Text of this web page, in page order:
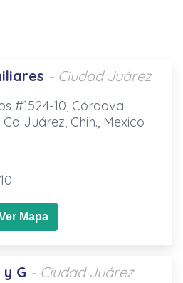
- Ciudad Juárez
#1524-10, Córdova
Juárez, Chih., Mexico
Mapa
G - Ciudad Juárez